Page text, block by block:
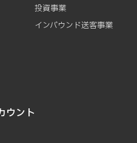
投資事業
インバウンド送客事業
ウント